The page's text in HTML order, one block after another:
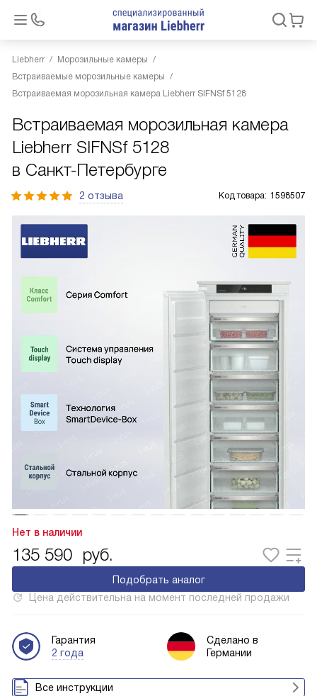
Liebherr
Морозильные камеры
Встраиваемые морозильные камеры
Встраиваемая морозильная камера Liebherr SIFNSf 5128
Встраиваемая морозильная камера
Liebherr SIFNSf 5128
в Санкт-Петербурге
2 отзыва Код товара: 1598507
Нет в наличии
135 590 руб.
Подобрать аналог
Цена действительна на момент последней продажи
Гарантия
2 года
Сделано в
Германии
Все инструкции